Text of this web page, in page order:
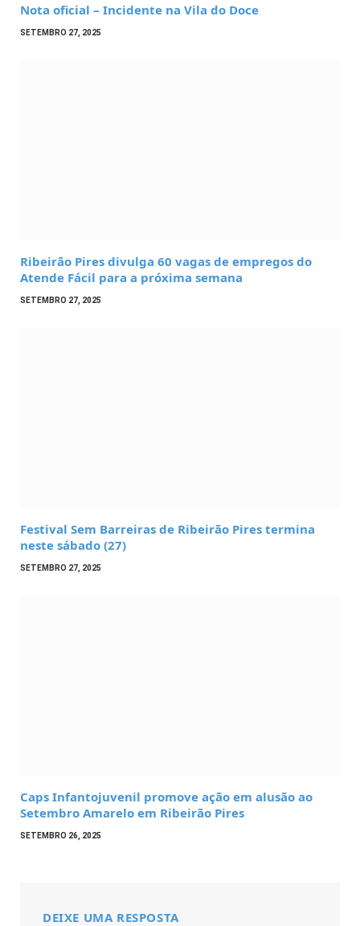
Nota oficial – Incidente na Vila do Doce
SETEMBRO 27, 2025
Ribeirão Pires divulga 60 vagas de empregos do
Atende Fácil para a próxima semana
SETEMBRO 27, 2025
Festival Sem Barreiras de Ribeirão Pires termina
neste sábado (27)
SETEMBRO 27, 2025
Caps Infantojuvenil promove ação em alusão ao
Setembro Amarelo em Ribeirão Pires
SETEMBRO 26, 2025
DEIXE UMA RESPOSTA